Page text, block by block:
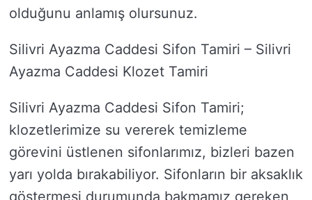
olduğunu anlamış olursunuz.
Silivri Ayazma Caddesi Sifon Tamiri – Silivri
Ayazma Caddesi Klozet Tamiri
Silivri Ayazma Caddesi Sifon Tamiri;
klozetlerimize su vererek temizleme
görevini üstlenen sifonlarımız, bizleri bazen
yarı yolda bırakabiliyor. Sifonların bir aksaklık
göstermesi durumunda bakmamız gereken